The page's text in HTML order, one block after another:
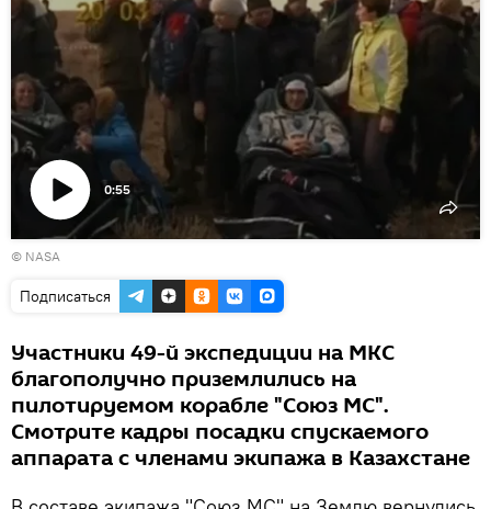
Воспроизвести
0:55
© NASA
Подписаться
Участники 49-й экспедиции на МКС
благополучно приземлились на
пилотируемом корабле "Союз МС".
Смотрите кадры посадки спускаемого
аппарата с членами экипажа в Казахстане